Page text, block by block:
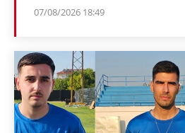
07/08/2026 18:49